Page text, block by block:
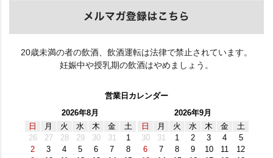
20歳未満の者の飲酒、飲酒運転は法律で禁止されています。
妊娠中や授乳期の飲酒はやめましょう。
営業日カレンダー
2026年8月
日
月 火 水 木 金
土
26
27 28 29 30 31
1
2
3 4 5 6 7
8
2026年9月
日
月 火 水 木 金
土
30
31 1 2 3 4
5
6
7 8 9 10 11
12